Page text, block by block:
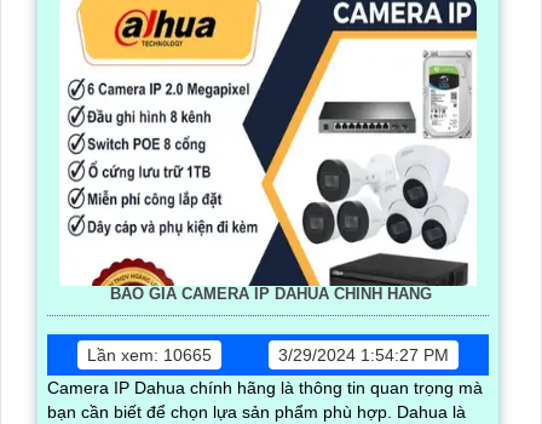
BÁO GIÁ CAMERA IP DAHUA CHÍNH HÃNG
Lần xem: 10665
3/29/2024 1:54:27 PM
Camera IP Dahua chính hãng là thông tin quan trọng mà
bạn cần biết để chọn lựa sản phẩm phù hợp. Dahua là